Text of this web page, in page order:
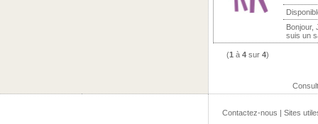
Bonjour,
suis un
(1 à 4 sur 4)
Contactez-nous | Sites